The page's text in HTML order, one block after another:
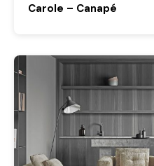
Carole – Canapé